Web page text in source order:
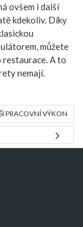
ovšem i další
kdekoliv. Díky
můžete
restaurace. A to
nemají.
PRACOVNÍ VÝKON